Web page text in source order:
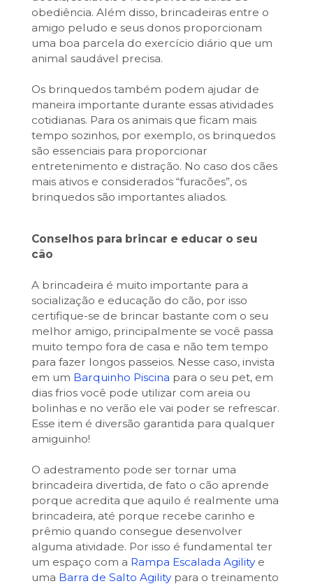
obediência. Além disso, brincadeiras entre o
amigo peludo e seus donos proporcionam
uma boa parcela do exercício diário que um
animal saudável precisa.
Os brinquedos também podem ajudar de
maneira importante durante essas atividades
cotidianas. Para os animais que ficam mais
tempo sozinhos, por exemplo, os brinquedos
são essenciais para proporcionar
entretenimento e distração. No caso dos cães
mais ativos e considerados “furacões”, os
brinquedos são importantes aliados.
Conselhos para brincar e educar o seu
cão
A brincadeira é muito importante para a
socialização e educação do cão, por isso
certifique-se de brincar bastante com o seu
melhor amigo, principalmente se você passa
muito tempo fora de casa e não tem tempo
para fazer longos passeios. Nesse caso, invista
em um Barquinho Piscina para o seu pet, em
dias frios você pode utilizar com areia ou
bolinhas e no verão ele vai poder se refrescar.
Esse item é diversão garantida para qualquer
amiguinho!
O adestramento pode ser tornar uma
brincadeira divertida, de fato o cão aprende
porque acredita que aquilo é realmente uma
brincadeira, até porque recebe carinho e
prêmio quando consegue desenvolver
alguma atividade. Por isso é fundamental ter
um espaço com a Rampa Escalada Agilitye
uma Barra de Salto Agilitypara o treinamento